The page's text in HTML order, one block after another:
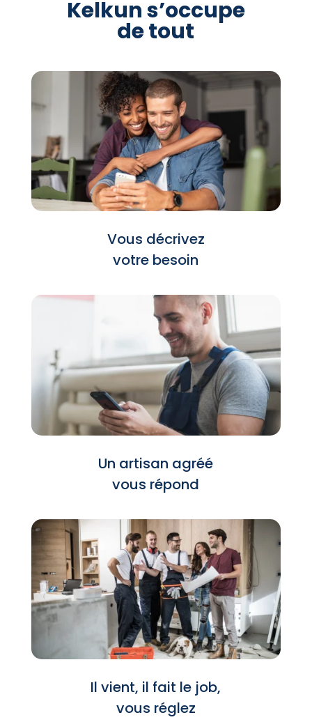
Kelkun s’occupe
de tout
Vous décrivez
votre besoin
Un artisan agréé
vous répond
Il vient, il fait le job,
vous réglez